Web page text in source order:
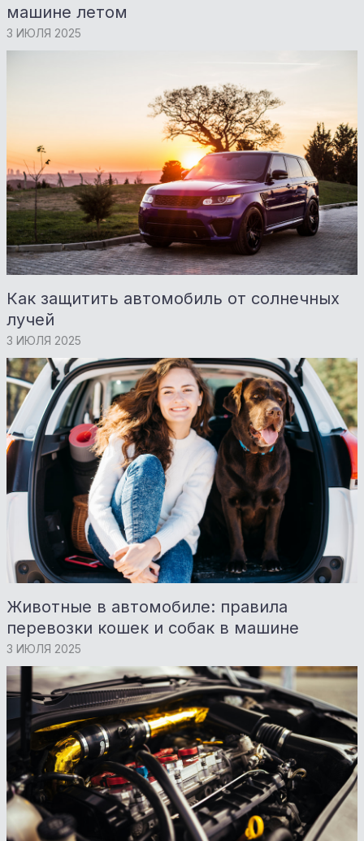
машине летом
3 ИЮЛЯ 2025
Как защитить автомобиль от солнечных
лучей
3 ИЮЛЯ 2025
Животные в автомобиле: правила
перевозки кошек и собак в машине
3 ИЮЛЯ 2025